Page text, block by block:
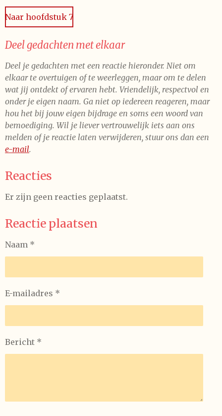
s
t
r
e
n
e
n
e
n
e
n
Naar hoofdstuk 7
Deel gedachten met elkaar
Deel je gedachten met een reactie hieronder. Niet om
elkaar te overtuigen of te weerleggen, maar om te delen
wat jij ontdekt of ervaren hebt. Vriendelijk, respectvol en
onder je eigen naam. Ga niet op iedereen reageren, maar
hou het bij jouw eigen bijdrage en soms een woord van
bemoediging. Wil je liever vertrouwelijk iets aan ons
melden of je reactie laten verwijderen, stuur ons dan een
e-mail.
Reacties
Er zijn geen reacties geplaatst.
Reactie plaatsen
Naam *
E-mailadres *
Bericht *